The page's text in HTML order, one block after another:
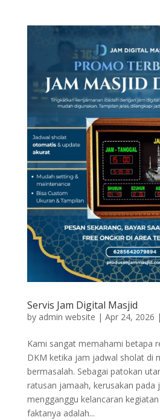
Servis Jam Digital Masjid
by admin website | Apr 24, 2026 |
Kami sangat memahami betapa
DKM ketika jam jadwal sholat di
bermasalah. Sebagai patokan
ratusan jamaah, kerusakan pada
mengganggu kelancaran
faktanya adalah...